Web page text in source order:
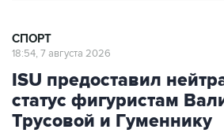
СПОРТ
18:54, 7 августа 2026
ISU предоставил
статус фигуристам
Трусовой и Гуменнику